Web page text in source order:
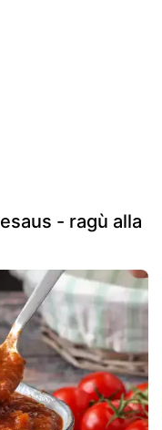
- ragù alla